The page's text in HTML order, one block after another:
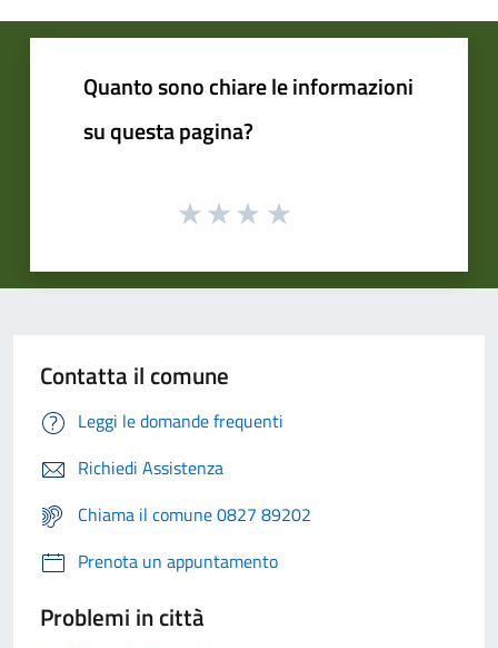
Quanto sono chiare le informazioni
su questa pagina?
Contatta il comune
Leggi le domande frequenti
Richiedi Assistenza
Chiama il comune 0827 89202
Prenota un appuntamento
Problemi in città